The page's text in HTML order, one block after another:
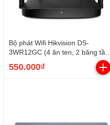
Bộ phát Wifi Hikvision DS-
3WR12GC (4 ăn ten, 2 băng tần
AC1200, 1 WAN + 3 LAN Gigabit)
550.000₫